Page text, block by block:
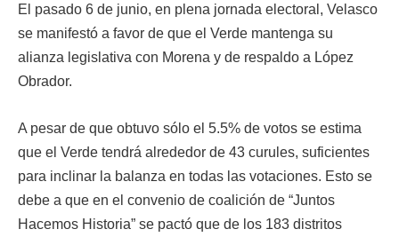
El pasado 6 de junio, en plena jornada electoral, Velasco
se manifestó a favor de que el Verde mantenga su
alianza legislativa con Morena y de respaldo a López
Obrador.
A pesar de que obtuvo sólo el 5.5% de votos se estima
que el Verde tendrá alrededor de 43 curules, suficientes
para inclinar la balanza en todas las votaciones. Esto se
debe a que en el convenio de coalición de “Juntos
Hacemos Historia” se pactó que de los 183 distritos